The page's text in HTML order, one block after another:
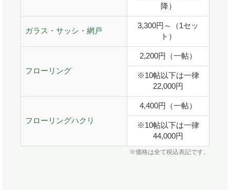
降）
ガラス・サッシ・網戸
3,300円～（1セッ
ト）
フローリング
2,200円（一帖）
※10帖以下は一律
22,000円
フローリングハクリ
4,400円（一帖）
※10帖以下は一律
44,000円
※価格は全て税込表記です。